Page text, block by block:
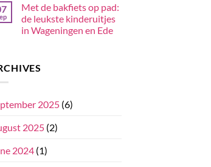
Met de bakfiets op pad:
de leukste kinderuitjes
in Wageningen en Ede
2025(6)
2025(2)
2024(1)